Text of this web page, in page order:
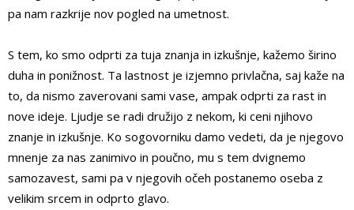
pa nam razkrije nov pogled na umetnost.
S tem, ko smo odprti za tuja znanja in izkušnje, kažemo širino
duha in ponižnost. Ta lastnost je izjemno privlačna, saj kaže na
to, da nismo zaverovani sami vase, ampak odprti za rast in
nove ideje. Ljudje se radi družijo z nekom, ki ceni njihovo
znanje in izkušnje. Ko sogovorniku damo vedeti, da je njegovo
mnenje za nas zanimivo in poučno, mu s tem dvignemo
samozavest, sami pa v njegovih očeh postanemo oseba z
velikim srcem in odprto glavo.